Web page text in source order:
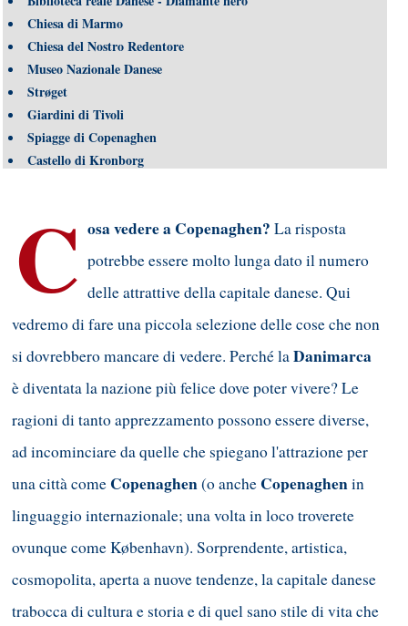
Chiesa di Marmo
Chiesa del Nostro Redentore
Museo Nazionale Danese
Strøget
Giardini di Tivoli
Spiagge di Copenaghen
Castello di Kronborg
C osa vedere a Copenaghen? La risposta
potrebbe essere molto lunga dato il numero
delle attrattive della capitale danese. Qui
vedremo di fare una piccola selezione delle cose che non
si dovrebbero mancare di vedere. Perché laDanimarca
è diventata la nazione più felice dove poter vivere? Le
ragioni di tanto apprezzamento possono essere diverse,
ad incominciare da quelle che spiegano l'attrazione per
una città come Copenaghen(o anche Copenaghenin
linguaggio internazionale; una volta in loco troverete
ovunque come København). Sorprendente, artistica,
cosmopolita, aperta a nuove tendenze, la capitale danese
trabocca di cultura e storia e di quel sano stile di vita che